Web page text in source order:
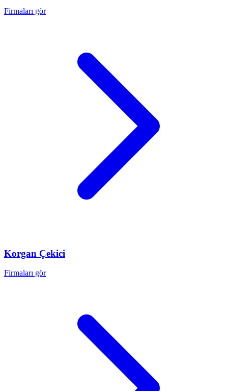
Firmaları gör
Korgan Çekici
Firmaları gör